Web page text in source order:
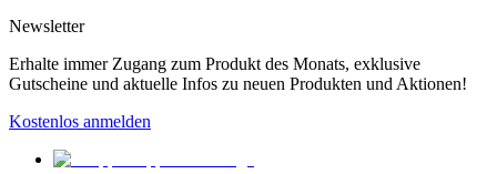
Newsletter
Erhalte immer Zugang zum Produkt des Monats, exklusive
Gutscheine und aktuelle Infos zu neuen Produkten und Aktionen!
Kostenlos anmelden